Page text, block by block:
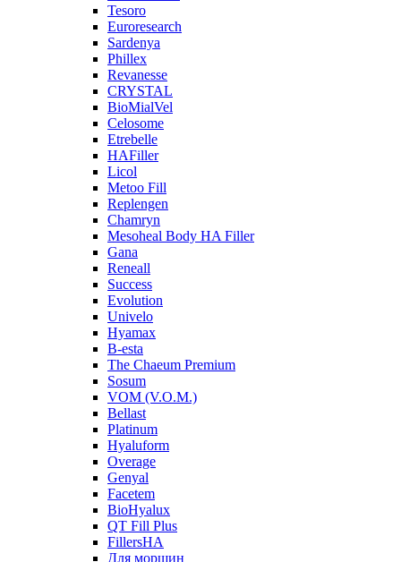
Tesoro
Euroresearch
Sardenya
Phillex
Revanesse
CRYSTAL
BioMialVel
Celosome
Etrebelle
HAFiller
Licol
Metoo Fill
Replengen
Chamryn
Mesoheal Body HA Filler
Gana
Reneall
Success
Evolution
Univelo
Hyamax
B-esta
The Chaeum Premium
Sosum
VOM (V.O.M.)
Bellast
Platinum
Hyaluform
Overage
Genyal
Facetem
BioHyalux
QT Fill Plus
FillersHA
Для морщин